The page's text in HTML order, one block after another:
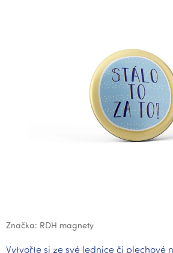
Značka: RDH magnety
Vytvořte si ze své lednice či plechové